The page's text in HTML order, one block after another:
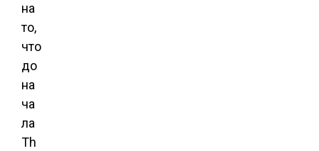
на
то,
что
до
на
ча
ла
Th